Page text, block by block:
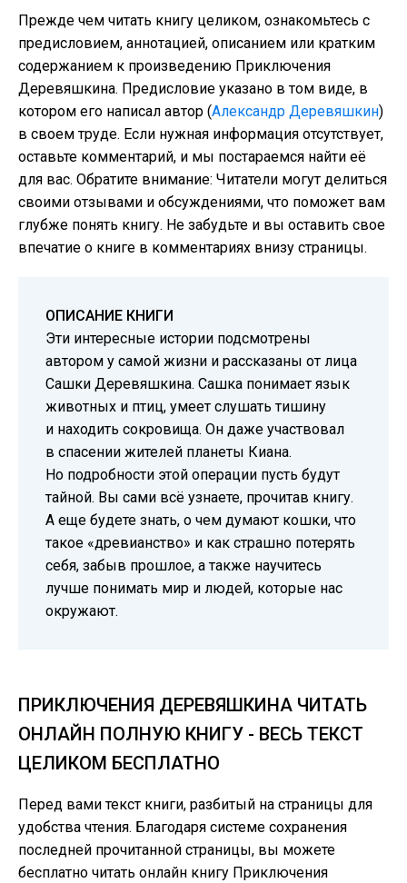
Прежде чем читать книгу целиком, ознакомьтесь с
предисловием, аннотацией, описанием или кратким
содержанием к произведению Приключения
Деревяшкина. Предисловие указано в том виде, в
котором его написал автор (Александр Деревяшкин)
в своем труде. Если нужная информация отсутствует,
оставьте комментарий, и мы постараемся найти её
для вас. Обратите внимание: Читатели могут делиться
своими отзывами и обсуждениями, что поможет вам
глубже понять книгу. Не забудьте и вы оставить свое
впечатие о книге в комментариях внизу страницы.
ОПИСАНИЕ КНИГИ
Эти интересные истории подсмотрены
автором у самой жизни и рассказаны от лица
Сашки Деревяшкина. Сашка понимает язык
животных и птиц, умеет слушать тишину
и находить сокровища. Он даже участвовал
в спасении жителей планеты Киана.
Но подробности этой операции пусть будут
тайной. Вы сами всё узнаете, прочитав книгу.
А еще будете знать, о чем думают кошки, что
такое «древианство» и как страшно потерять
себя, забыв прошлое, а также научитесь
лучше понимать мир и людей, которые нас
окружают.
ПРИКЛЮЧЕНИЯ ДЕРЕВЯШКИНА ЧИТАТЬ
ОНЛАЙН ПОЛНУЮ КНИГУ - ВЕСЬ ТЕКСТ
ЦЕЛИКОМ БЕСПЛАТНО
Перед вами текст книги, разбитый на страницы для
удобства чтения. Благодаря системе сохранения
последней прочитанной страницы, вы можете
бесплатно читать онлайн книгу Приключения